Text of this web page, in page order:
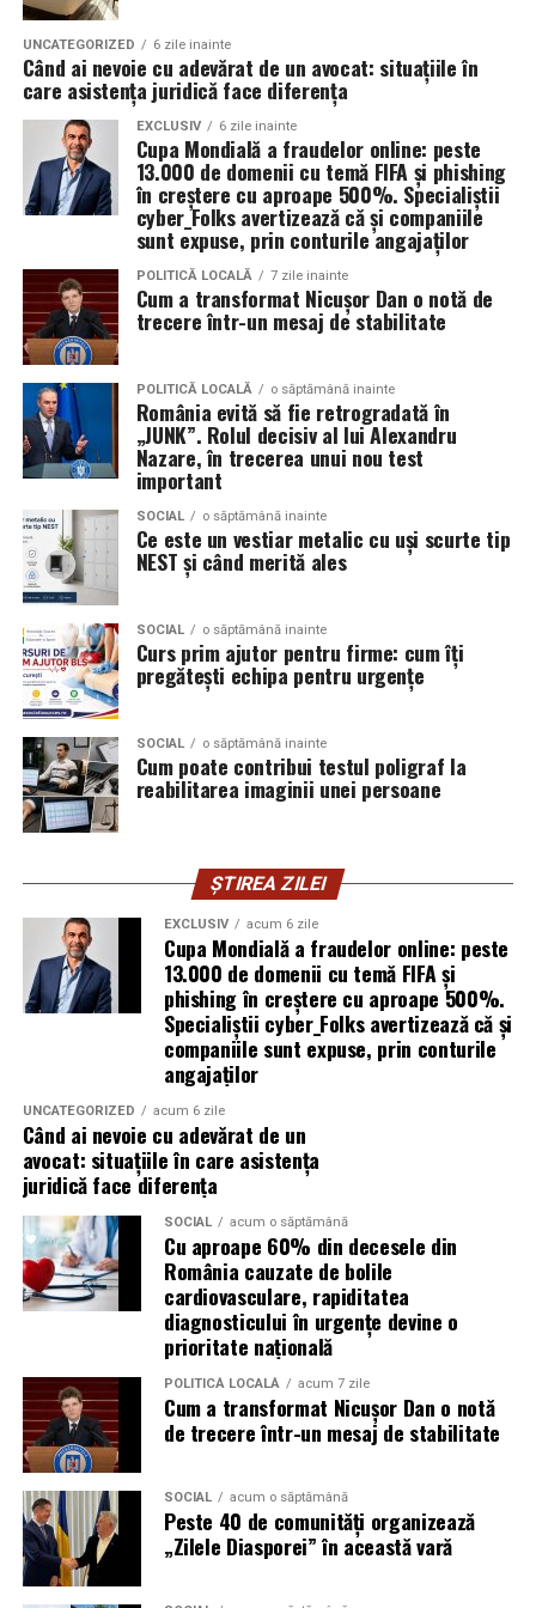
strategice ale organizațiilor românești.
Lucia Ardeleaneste arhitect de interior și designer
grafic, cu un parcurs care îmbină estetica și
funcționalul. Crede că vizibilitatea nu este opțională
pentru un profesionist care vrea să fie ales pentru ce
știe, nu doar pentru ce arată în portofoliu.
Patricia Constandacheactivează în vânzări și relații cu
clienții. A pornit de la convingerea că oamenii cumpără
de la oameni, nu de la branduri, iar asta înseamnă că
prezența personală contează la fel de mult ca produsul.
Iuliana Gabriela Enescu
videografie cu dronă. Știe că domeniul ei este dominat
de bărbați și că vizibilitatea ei ca profesionistă este, în
sine, un argument.
Isabela Alexandruoferă servicii de consiliere de cuplu
și psihoterapie. Lucrează zilnic cu oameni care încearcă
să se înțeleagă mai bine și crede că autenticitatea
trebuie să înceapă de la ea.
Oana Teslarueste consultant financiar și expert în
investiții imobiliare. A ales să fie prezentă cu vocea ei
într-un domeniu în care credibilitatea se construiește
greu și se pierde repede.
Mirela Iacobvinde cosmetice naturale și lucrează cu
femei care vor produse în care au încredere. Prezența ei
publică este, pentru clientele ei, primul semn că brandul
este numerolog și lucrează cu
antreprenori care vor să ia decizii mai aliniate cu ce sunt
ei cu adevărat. Alege să fie vizibilă pentru că domeniul ei
câștigă credibilitate prin oameni, nu prin concepte.
Mihaela Antocheactivează în nutriție și sănătate.
Crede că informația corectă ajunge la oamenii potriviți
De ce contează vizibilitatea, nu
doar activitatea
Campania „Aleg să fiu vizibilă” (#AlegSaFiuVizibila)
este doar despre fotografie. Este despre o decizie pe
care fiecare dintre aceste femei a luat-o conștient: să nu
mai lase calitatea muncii lor să rămână un secret bine
păzit.
România are sute de mii de femei antreprenor. Mulți
dintre cei care ar beneficia de serviciile lor nu le cunosc,
Vizibilitatea profesională nu este vanitate. Este o parte
din afacere.
Asociația Antreprenoare.ro a construit, prin această
UNCATEGORIZED 6 zile inainte
Când ai nevoie cu adevărat de un avocat: situațiile în
care asistența juridică face diferența
EXCLUSIV 6 zile inainte
Cupa Mondială a fraudelor online: peste
13.000 de domenii cu temă FIFA și phishing
în creștere cu aproape 500%. Specialiștii
cyber_Folks avertizează că și companiile
sunt expuse, prin conturile angajaților
POLITICĂ LOCALĂ 7 zile inainte
Cum a transformat Nicușor Dan o notă de
trecere într-un mesaj de stabilitate
POLITICĂ LOCALĂ o săptămână inainte
România evită să fie retrogradată în
„JUNK”. Rolul decisiv al lui Alexandru
Nazare, în trecerea unui nou test
important
SOCIAL o săptămână inainte
Ce este un vestiar metalic cu uși scurte tip
NEST și când merită ales
SOCIAL o săptămână inainte
Curs prim ajutor pentru firme: cum îți
pregătești echipa pentru urgențe
SOCIAL o săptămână inainte
Cum poate contribui testul poligraf la
reabilitarea imaginii unei persoane
ȘTIREA ZILEI
EXCLUSIV acum 6 zile
Cupa Mondială a fraudelor online: peste
13.000 de domenii cu temă FIFA și
phishing în creștere cu aproape 500%.
Specialiștii cyber_Folks avertizează că și
companiile sunt expuse, prin conturile
angajaților
UNCATEGORIZED acum 6 zile
Când ai nevoie cu adevărat de un
avocat: situațiile în care asistența
juridică face diferența
SOCIAL acum o săptămână
Cu aproape 60% din decesele din
România cauzate de bolile
cardiovasculare, rapiditatea
diagnosticului în urgențe devine o
prioritate națională
POLITICĂ LOCALĂ acum 7 zile
Cum a transformat Nicușor Dan o notă
de trecere într-un mesaj de stabilitate
SOCIAL acum o săptămână
Peste 40 de comunități organizează
„Zilele Diasporei” în această vară